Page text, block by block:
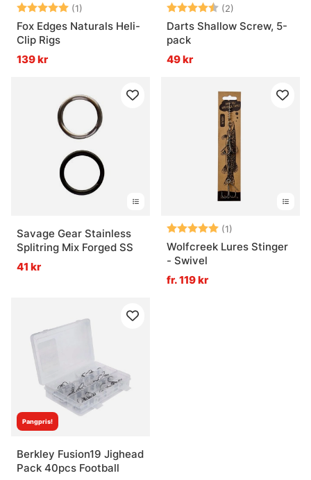
Betyg: (1)
5.0 utav 5 stjärnor
Fox Edges Naturals Heli-
Clip Rigs
139 kr
Betyg: (2)
Darts Shallow Screw, 5-
pack
49 kr
Savage Gear Stainless
Splitring Mix Forged SS
41 kr
Betyg: (1)
Wolfcreek Lures Stinger
- Swivel
fr. 119 kr
Pangpris!
Berkley Fusion19 Jighead
Pack 40pcs Football